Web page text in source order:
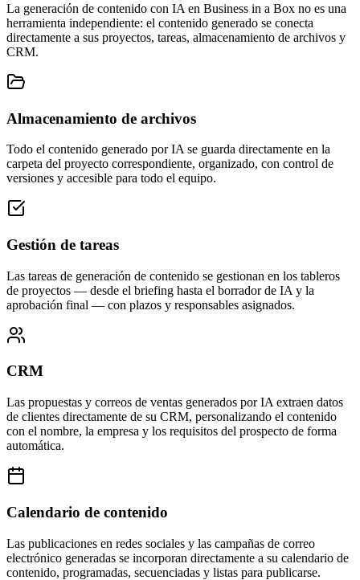
La generación de contenido con IA en Business in a Box no es una
herramienta independiente: el contenido generado se conecta
directamente a sus proyectos, tareas, almacenamiento de archivos y
CRM.
Almacenamiento de archivos
Todo el contenido generado por IA se guarda directamente en la
carpeta del proyecto correspondiente, organizado, con control de
versiones y accesible para todo el equipo.
Gestión de tareas
Las tareas de generación de contenido se gestionan en los tableros
de proyectos — desde el briefing hasta el borrador de IA y la
aprobación final — con plazos y responsables asignados.
CRM
Las propuestas y correos de ventas generados por IA extraen datos
de clientes directamente de su CRM, personalizando el contenido
con el nombre, la empresa y los requisitos del prospecto de forma
automática.
Calendario de contenido
Las publicaciones en redes sociales y las campañas de correo
electrónico generadas se incorporan directamente a su calendario de
contenido, programadas, secuenciadas y listas para publicarse.